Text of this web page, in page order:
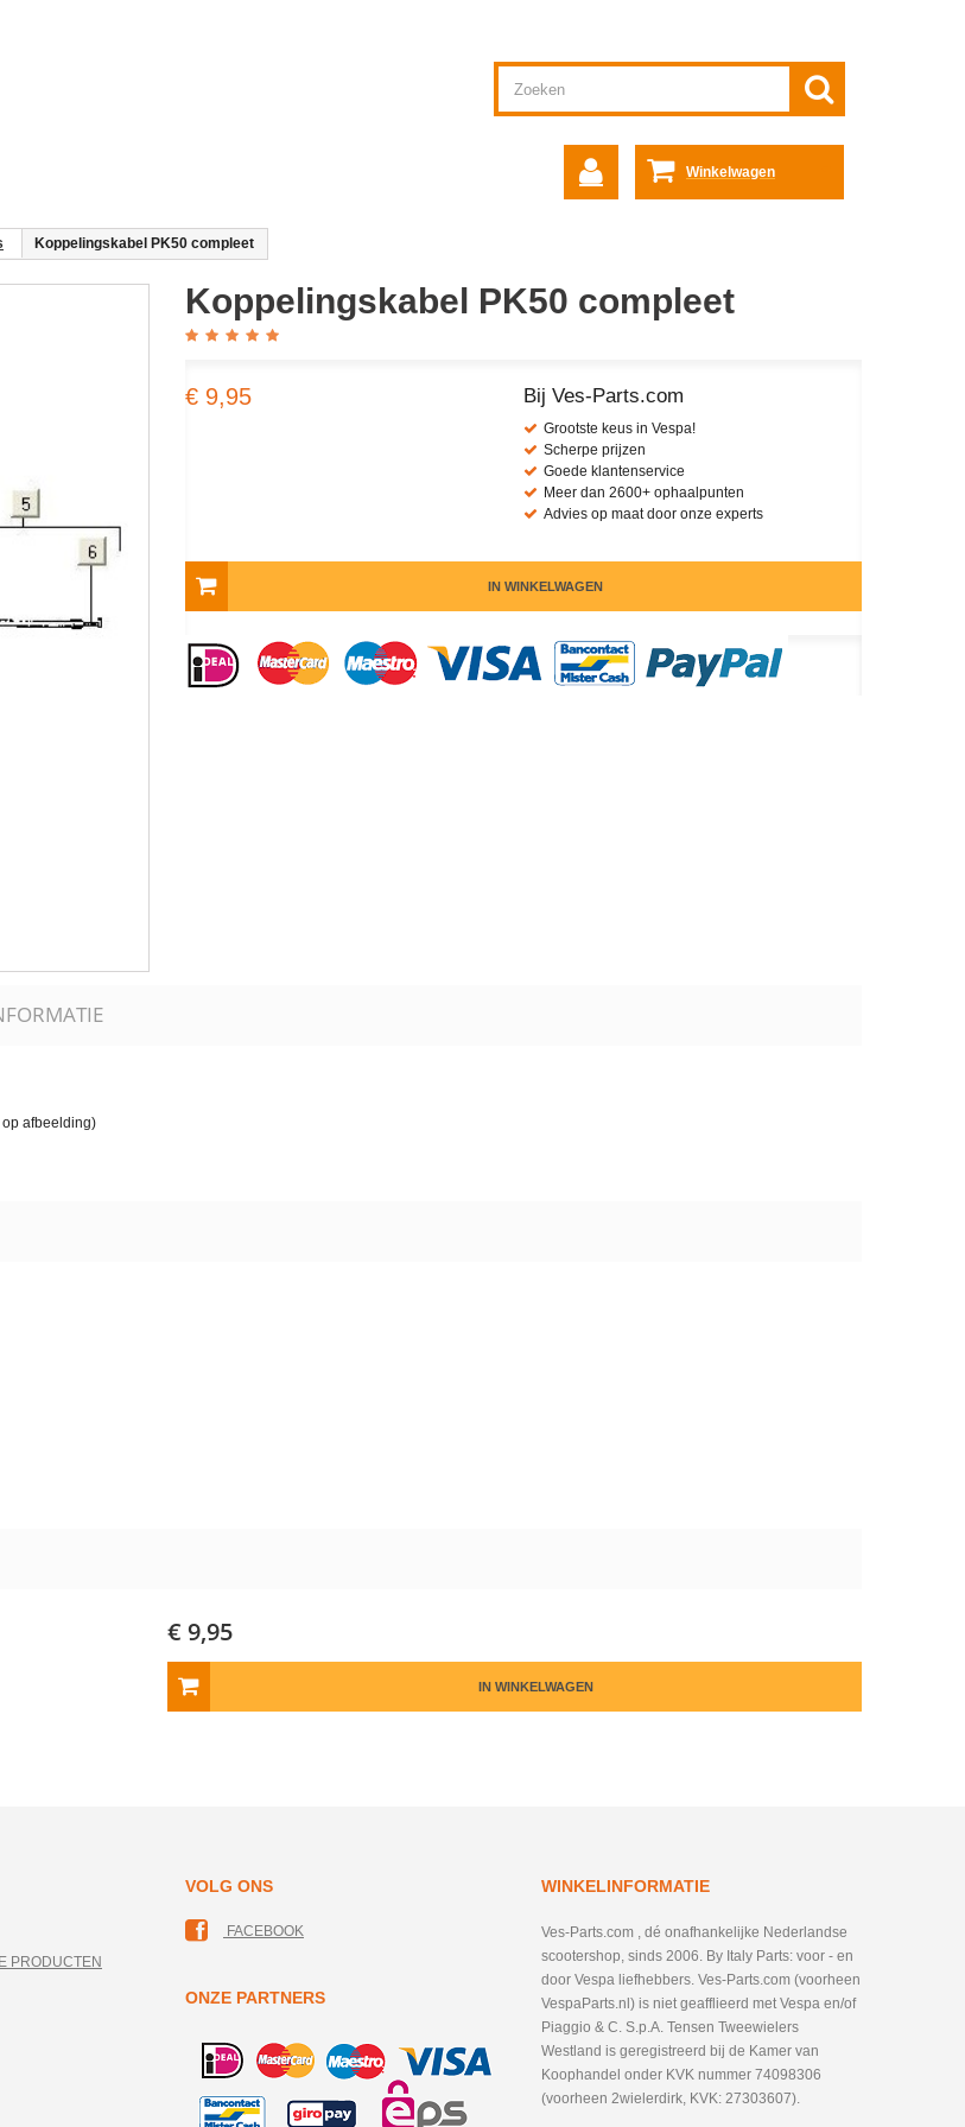
Winkelwagen
Koppelingskabel PK50 compleet
Koppelingskabel PK50 compleet
€ 9,95 Bij Ves-Parts.com
Grootste keus in Vespa!
Scherpe prijzen
Goede klantenservice
Meer dan 2600+ ophaalpunten
Advies op maat door onze experts
IN WINKELWAGEN
afbeelding)
€ 9,95
IN WINKELWAGEN
PRODUCTEN
VOLG ONS
FACEBOOK
ONZE PARTNERS
WINKELINFORMATIE
Ves-Parts.com , dé onafhankelijke Nederlandse
scootershop, sinds 2006. By Italy Parts: voor - en
door Vespa liefhebbers. Ves-Parts.com (voorheen
VespaParts.nl) is niet geafflieerd met Vespa en/of
Piaggio & C. S.p.A. Tensen Tweewielers
Westland is geregistreerd bij de Kamer van
Koophandel onder KVK nummer 74098306
(voorheen 2wielerdirk, KVK: 27303607).